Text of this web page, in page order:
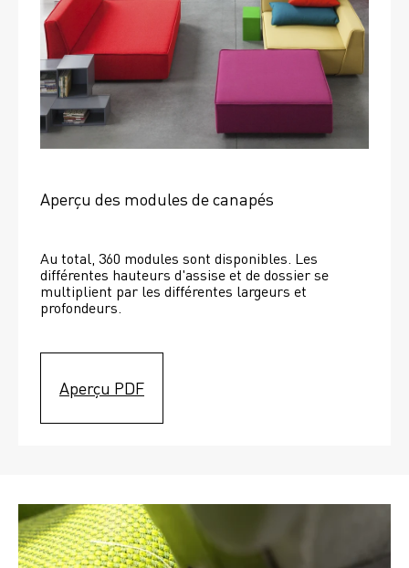
Aperçu des modules de canapés
Au total, 360 modules sont disponibles. Les
différentes hauteurs d'assise et de dossier se
multiplient par les différentes largeurs et
profondeurs.
Aperçu PDF